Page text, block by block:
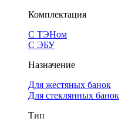
Комплектация
С ТЭНом
С ЭБУ
Назначение
Для жестяных банок
Для стеклянных банок
Тип